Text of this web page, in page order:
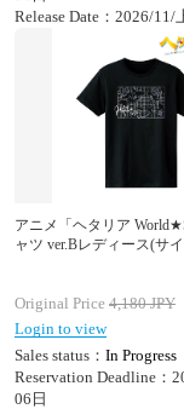
Release Date：2026/11/
アニメ「ヘタリア
ャツ ver.Bレディース(サ
Original Price 4,180JPY
Login to view
Sales status： In Progress
Reservation Deadline：
06日